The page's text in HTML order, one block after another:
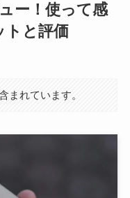
ー！使って感
トと評価
まれています。